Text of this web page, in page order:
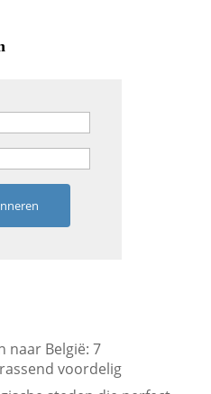
naar België: 7
voordelig